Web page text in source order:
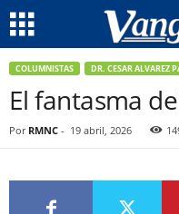
COLUMNISTAS DR. CESAR ALVAREZ
El fantasma
Por RMNC - 19 abril, 2026